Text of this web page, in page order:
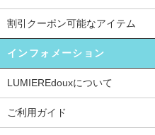
割引クーポン可能なアイテム
インフォメーション
LUMIEREdouxについて
ご利用ガイド